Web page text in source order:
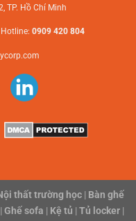
TP. Hồ Chí Minh
0909 420 804
thất trường học | Bàn ghế
Ghế sofa | Kệ tủ | Tủ locker|